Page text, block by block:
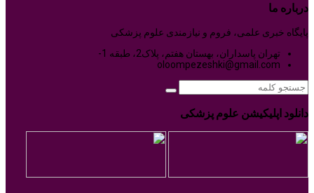
درباره ما
پایگاه خبری علمی، فروم و نیازمندی علوم پزشکی
تهران پاسداران، بهستان هفتم، پلاک2، طبقه 1-
oloompezeshki@gmail.com
دانلود اپلیکیشن علوم پزشکی